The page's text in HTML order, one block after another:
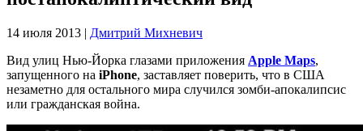
14 июля 2013 | Дмитрий Михневич
Вид улиц Нью-Йорка глазами приложения Apple Maps,
запущенного на iPhone, заставляет поверить, что в США
незаметно для остального мира случился зомби-апокалипсис
или гражданская война.